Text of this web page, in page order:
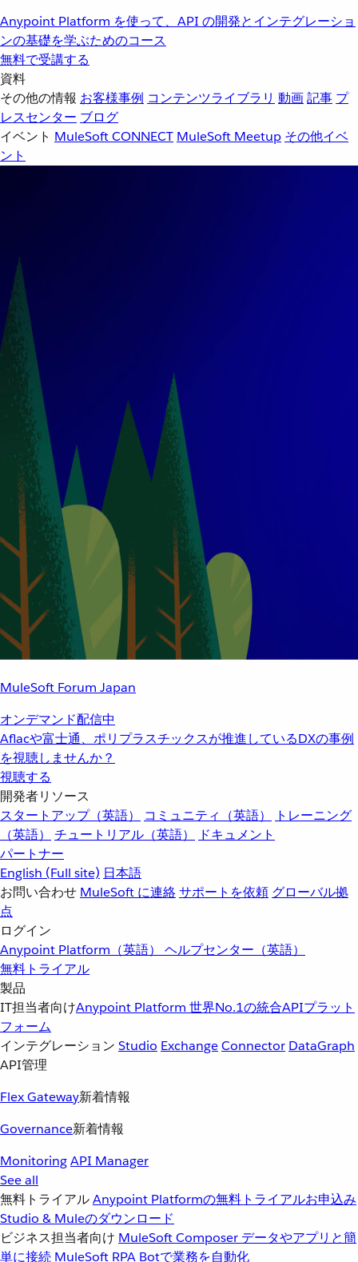
Anypoint Platform を使って、API の開発とインテグレーショ
ンの基礎を学ぶためのコース
無料で受講する
資料
その他の情報 お客様事例 コンテンツライブラリ 動画記事 プ
レスセンター ブログ
イベント MuleSoft CONNECT MuleSoft Meetup その他イベ
ント
MuleSoft Forum Japan
オンデマンド配信中
Aflacや富士通、ポリプラスチックスが推進しているDXの事例
を視聴しませんか？
視聴する
開発者リソース
スタートアップ（英語）
コミュニティ（英語）
トレーニング
（英語）
チュートリアル（英語）
ドキュメント
パートナー
English (Full site) 日本語
お問い合わせ MuleSoft に連絡サポートを依頼 グローバル拠
点
ログイン
Anypoint Platform（英語） ヘルプセンター（英語）
無料トライアル
製品
IT担当者向けAnypoint Platform 世界No.1の統合APIプラット
フォーム
インテグレーション Studio ExchangeConnector DataGraph
API管理
Flex Gateway新着情報
Governance新着情報
MonitoringAPI Manager
See all
無料トライアルAnypoint Platformの無料トライアルお申込み
Studio & Muleのダウンロード
ビジネス担当者向け MuleSoft Composer データやアプリと簡
単に接続 MuleSoft RPA Botで業務を自動化